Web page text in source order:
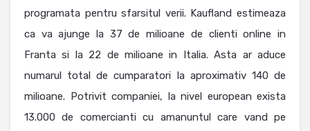
programata pentru sfarsitul verii. Kaufland estimeaza
ca va ajunge la 37 de milioane de clienti online in
Franta si la 22 de milioane in Italia. Asta ar aduce
numarul total de cumparatori la aproximativ 140 de
milioane. Potrivit companiei, la nivel european exista
13.000 de comercianti cu amanuntul care vand pe